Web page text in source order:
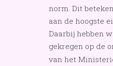
norm. Dit
aan de hoogste
Daarbij hebben
gekregen op de
van het